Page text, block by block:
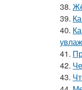
38.
39.
40.
41.
42.
43.